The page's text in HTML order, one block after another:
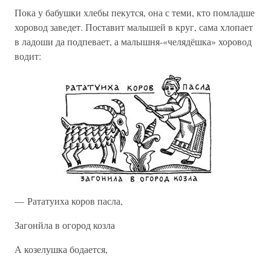
Пока у бабушки хлебы пекутся, она с теми, кто помладше
хоровод заведет. Поставит малышей в круг, сама хлопает
в ладоши да подпевает, а малышня-«челядёшка» хоровод
водит:
— Рататуиха коров пасла,
Загонйла в огород козла
А козелушка бодается,